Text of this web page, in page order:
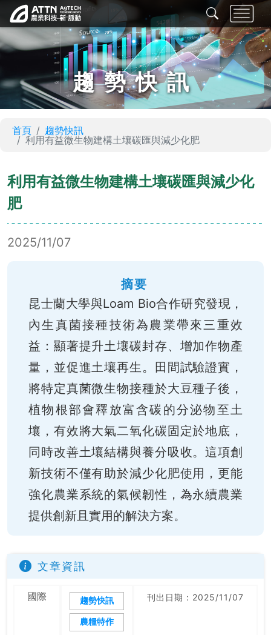
趨勢快訊
首頁
趨勢快訊
利用有益微生物建構土壤碳匯與減少化肥
利用有益微生物建構土壤碳匯與減少化
肥
2025/11/07
摘要
昆士蘭大學與Loam Bio合作研究發現，
內生真菌接種技術為農業帶來三重效
益：顯著提升土壤碳封存、增加作物產
量，並促進土壤再生。田間試驗證實，
將特定真菌微生物接種於大豆種子後，
植物根部會釋放富含碳的分泌物至土
壤，有效將大氣二氧化碳固定於地底，
同時改善土壤結構與養分吸收。這項創
新技術不僅有助於減少化肥使用，更能
強化農業系統的氣候韌性，為永續農業
提供創新且實用的解決方案。
文章資訊
國際 趨勢快訊
農糧特作
刊出日期：2025/11/07